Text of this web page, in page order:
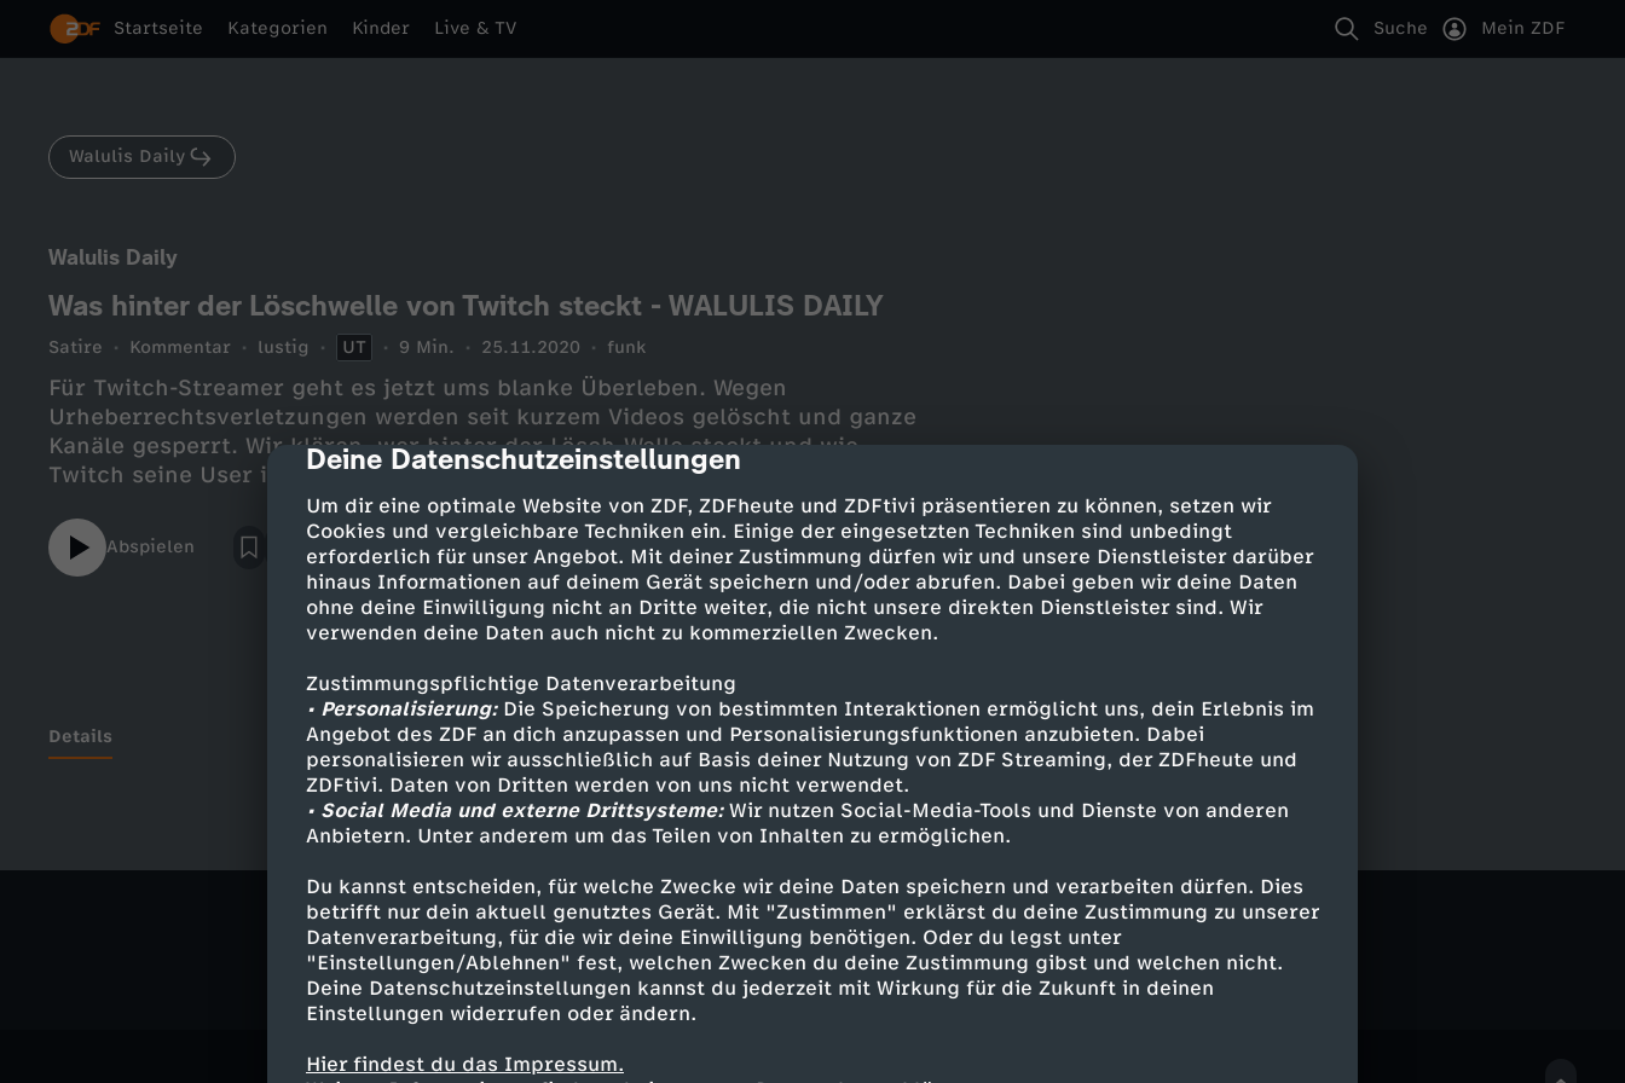
cmp-dialog-description
Deine Datenschutzeinstellungen
Um dir eine optimale Website von ZDF, ZDFheute und ZDFtivi präsentieren zu können, setzen wir
Cookies und vergleichbare Techniken ein. Einige der eingesetzten Techniken sind unbedingt
erforderlich für unser Angebot. Mit deiner Zustimmung dürfen wir und unsere Dienstleister darüber
hinaus Informationen auf deinem Gerät speichern und/oder abrufen. Dabei geben wir deine Daten
ohne deine Einwilligung nicht an Dritte weiter, die nicht unsere direkten Dienstleister sind. Wir
verwenden deine Daten auch nicht zu kommerziellen Zwecken.
Zustimmungspflichtige Datenverarbeitung
• Personalisierung:Die Speicherung von bestimmten Interaktionen ermöglicht uns, dein Erlebnis im
Angebot des ZDF an dich anzupassen und Personalisierungsfunktionen anzubieten. Dabei
personalisieren wir ausschließlich auf Basis deiner Nutzung von ZDF Streaming, der ZDFheute und
ZDFtivi. Daten von Dritten werden von uns nicht verwendet.
• Social Media und externe Drittsysteme:Wir nutzen Social-Media-Tools und Dienste von anderen
Anbietern. Unter anderem um das Teilen von Inhalten zu ermöglichen.
Du kannst entscheiden, für welche Zwecke wir deine Daten speichern und verarbeiten dürfen. Dies
betrifft nur dein aktuell genutztes Gerät. Mit "Zustimmen" erklärst du deine Zustimmung zu unserer
Datenverarbeitung, für die wir deine Einwilligung benötigen. Oder du legst unter
"Einstellungen/Ablehnen" fest, welchen Zwecken du deine Zustimmung gibst und welchen nicht.
Deine Datenschutzeinstellungen kannst du jederzeit mit Wirkung für die Zukunft in deinen
Einstellungen widerrufen oder ändern.
Hier findest du das Impressum.
Startseite Kategorien Kinder Live & TV Suche Mein ZDF
Walulis Daily
Walulis Daily
Was hinter der Löschwelle von Twitch steckt - WALULIS DAILY
Satire Kommentar lustig UT 9 Min. 25.11.2020 funk
Für Twitch-Streamer geht es jetzt ums blanke Überleben. Wegen
Urheberrechtsverletzungen werden seit kurzem Videos gelöscht und ganze
Kanäle gesperrt. Wir klären, wer hinter der Lösch-Welle steckt und wie
Twitch seine User im Regen stehen lässt.
Abspielen
Details
Ähnliche Inhalte entdecken
Satire Kommentar lustig Untertitel Walulis Daily